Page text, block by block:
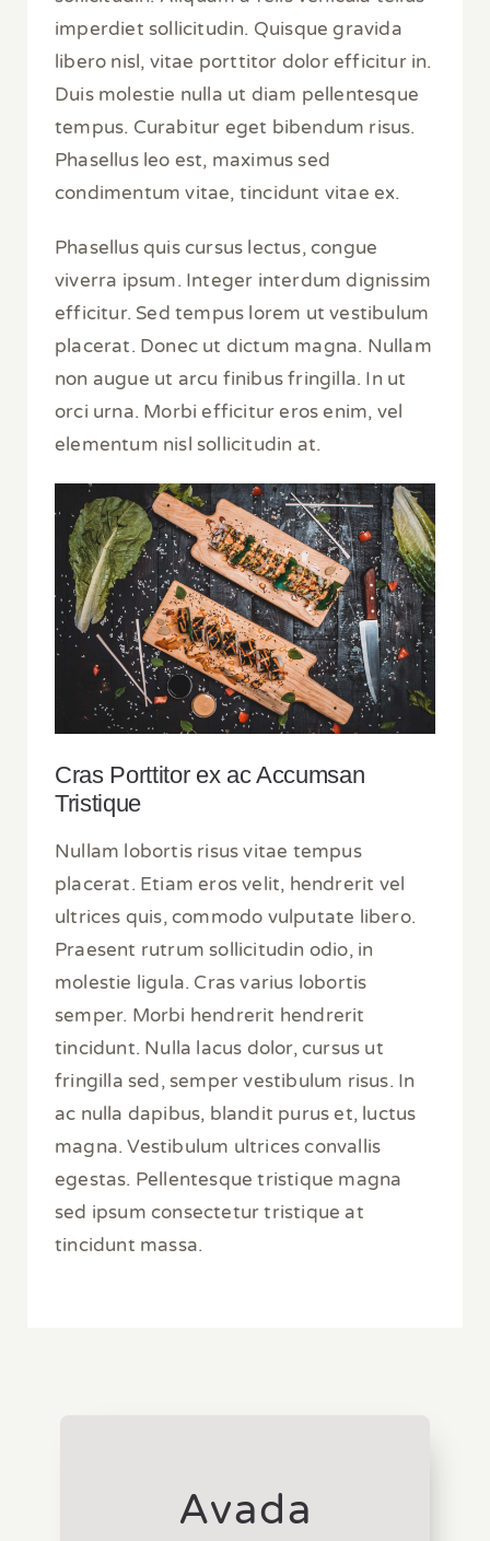
imperdiet sollicitudin. Quisque gravida
libero nisl, vitae porttitor dolor efficitur in.
Duis molestie nulla ut diam pellentesque
tempus. Curabitur eget bibendum risus.
Phasellus leo est, maximus sed
condimentum vitae, tincidunt vitae ex.
Phasellus quis cursus lectus, congue
viverra ipsum. Integer interdum dignissim
efficitur. Sed tempus lorem ut vestibulum
placerat. Donec ut dictum magna. Nullam
non augue ut arcu finibus fringilla. In ut
orci urna. Morbi efficitur eros enim, vel
elementum nisl sollicitudin at.
Cras Porttitor ex ac Accumsan
Tristique
Nullam lobortis risus vitae tempus
placerat. Etiam eros velit, hendrerit vel
ultrices quis, commodo vulputate libero.
Praesent rutrum sollicitudin odio, in
molestie ligula. Cras varius lobortis
semper. Morbi hendrerit hendrerit
tincidunt. Nulla lacus dolor, cursus ut
fringilla sed, semper vestibulum risus. In
ac nulla dapibus, blandit purus et, luctus
magna. Vestibulum ultrices convallis
egestas. Pellentesque tristique magna
sed ipsum consectetur tristique at
tincidunt massa.
Avada